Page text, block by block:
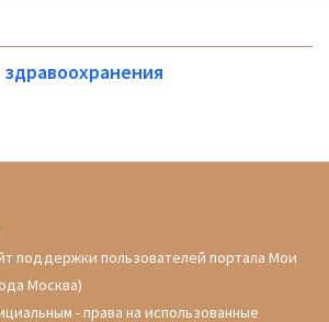
поддержки пользователей портала Мои
Москва)
- права на использованные